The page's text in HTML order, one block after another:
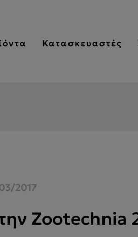
Κατασκευαστές
2017
Zootechnia